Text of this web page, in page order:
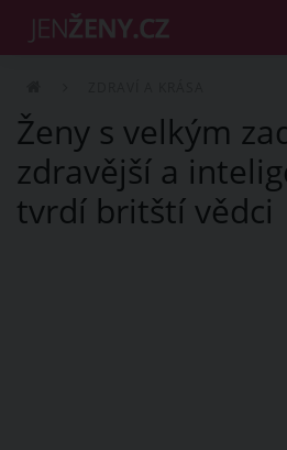
Ženy s velkým
zdravější a
tvrdí britští vědci